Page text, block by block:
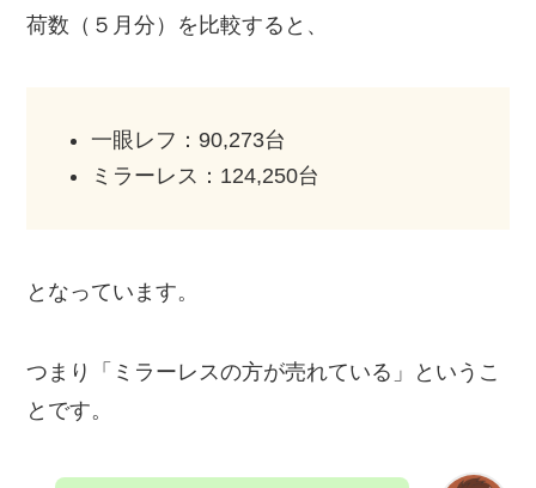
荷数（５月分）を比較すると、
一眼レフ：90,273台
ミラーレス：124,250台
となっています。
つまり「ミラーレスの方が売れている」というこ
とです。